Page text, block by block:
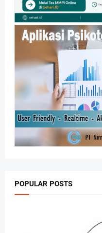
POPULAR POSTS